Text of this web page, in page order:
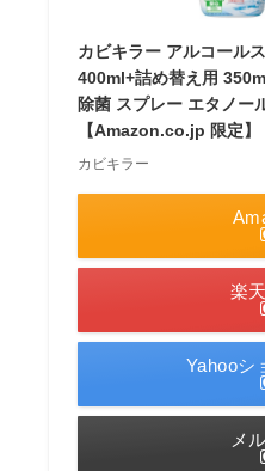
カビキラー アルコール
400ml+詰め替え用
除菌 スプレー エタノー
【Amazon.co.jp 限定】
カビキラー
楽
Yahooシ
メ